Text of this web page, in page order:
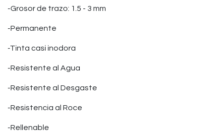
-Grosor de trazo: 1.5 - 3 mm
-Permanente
-Tinta casi inodora
-Resistente al Agua
-Resistente al Desgaste
-Resistencia al Roce
-Rellenable